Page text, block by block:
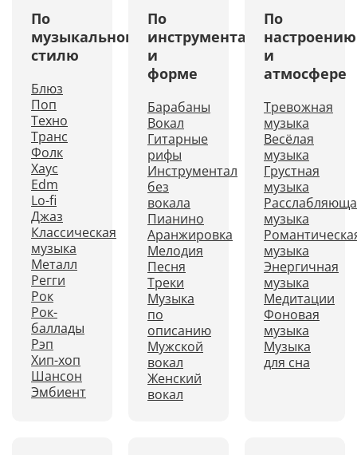
По
музыкальному
стилю
Блюз
Поп
Техно
Транс
Фолк
Хаус
Edm
Lo-fi
Джаз
Классическая
музыка
Металл
Регги
Рок
Рок-
баллады
Рэп
Хип-хоп
Шансон
Эмбиент
По
инструментам
и
форме
Барабаны
Вокал
Гитарные
рифы
Инструментал
без
вокала
Пианино
Аранжировка
Мелодия
Песня
Треки
Музыка
по
описанию
Мужской
вокал
Женский
вокал
По
настроению
и
атмосфере
Тревожная
музыка
Весёлая
музыка
Грустная
музыка
музыка
музыка
Энергичная
музыка
Медитации
Фоновая
музыка
Музыка
для сна